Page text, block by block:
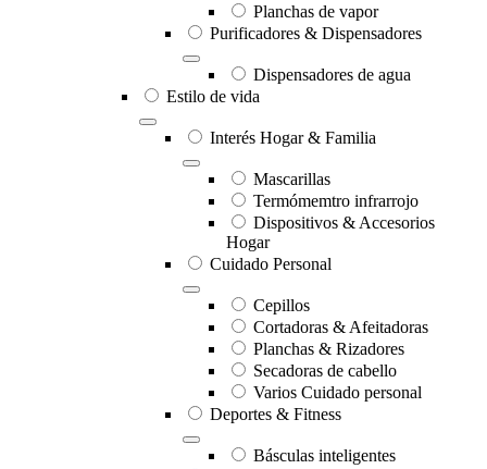
Planchas de vapor
Purificadores & Dispensadores
Dispensadores de agua
Estilo de vida
Interés Hogar & Familia
Mascarillas
Termómemtro infrarrojo
Dispositivos & Accesorios
Hogar
Cuidado Personal
Cepillos
Cortadoras & Afeitadoras
Planchas & Rizadores
Secadoras de cabello
Varios Cuidado personal
Deportes & Fitness
Básculas inteligentes